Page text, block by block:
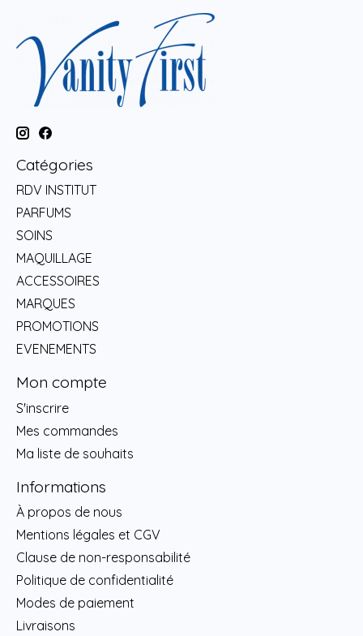
Catégories
RDV INSTITUT
PARFUMS
SOINS
MAQUILLAGE
ACCESSOIRES
MARQUES
PROMOTIONS
EVENEMENTS
Mon compte
S'inscrire
Mes commandes
Ma liste de souhaits
Informations
À propos de nous
Mentions légales et CGV
Clause de non-responsabilité
Politique de confidentialité
Modes de paiement
Livraisons